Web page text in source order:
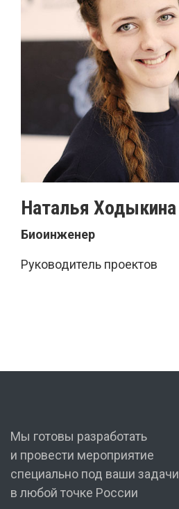
Наталья Ходыкина
Биоинженер
Руководитель проектов
Мы готовы разработать
и провести мероприятие
специально под ваши задачи
в любой точке России